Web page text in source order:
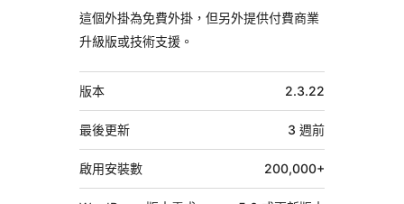
這個外掛為免費外掛，但另外提供付費商業
升級版或技術支援。
中
繼
資
料
版本 2.3.22
最後更新 3 週前
啟用安裝數 200,000+